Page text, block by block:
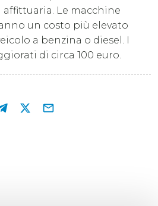
Le macchine
un costo più elevato
a benzina o diesel. I
di circa 100 euro.